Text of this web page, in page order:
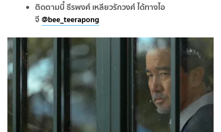
ติดตามบี๋ ธีรพงศ์ เหลียวรักวงศ์ ได้ทางไอ
จี @bee_teerapong